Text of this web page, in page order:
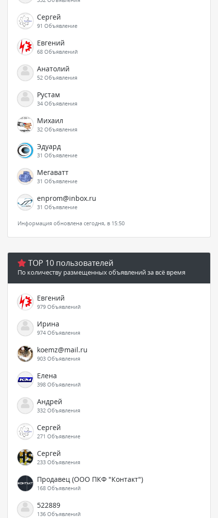
Сергей
91 Объявление
Евгений
68 Объявлений
Анатолий
52 Объявления
Рустам
34 Объявления
Михаил
32 Объявления
Эдуард
31 Объявление
Мегаватт
31 Объявление
enprom@inbox.ru
31 Объявление
Информация обновлена сегодня, в 15:50
TOP 10 пользователей
По количеству размещенных объявлений за всё время
Евгений
979 Объявлений
Ирина
974 Объявления
koemz@mail.ru
903 Объявления
Елена
398 Объявлений
Андрей
332 Объявления
Сергей
271 Объявление
Сергей
233 Объявления
Продавец (ООО ПКФ "Контакт")
168 Объявлений
522889
136 Объявлений